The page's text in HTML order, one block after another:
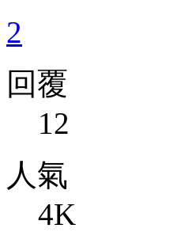
2
回覆
12
人氣
4K